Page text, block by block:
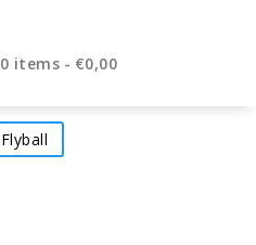
0 items €0,00
Flyball